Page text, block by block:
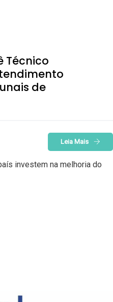
Técnico
de
Leia Mais
investem na melhoria do